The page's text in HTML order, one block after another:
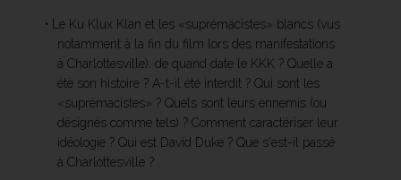
• Le Ku Klux Klan et les «suprémacistes» blancs (vus
notamment à la fin du film lors des manifestations
à Charlottesville): de quand date le KKK ? Quelle a
été son histoire ? A-t-il été interdit ? Qui sont les
«suprémacistes» ? Quels sont leurs ennemis (ou
désignés comme tels) ? Comment caractériser leur
idéologie ? Qui est David Duke ? Que s'est-il passé
à Charlottesville ?